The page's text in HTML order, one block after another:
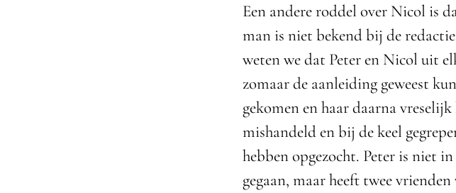
Een andere roddel over Nicol is
man is niet bekend bij de
weten we dat Peter en Nicol uit
zomaar de aanleiding geweest
gekomen en haar daarna
mishandeld en bij de keel
hebben opgezocht. Peter is niet
gegaan, maar heeft twee